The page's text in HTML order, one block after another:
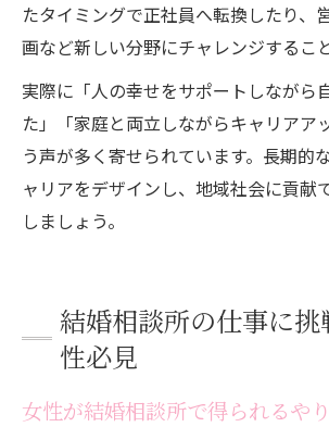
たタイミングで正社員へ転換したり、
画など新しい分野にチャレンジするこ
実際に「人の幸せをサポートしながら
た」「家庭と両立しながらキャリアア
う声が多く寄せられています。長期的
ャリアをデザインし、地域社会に貢献
しましょう。
結婚相談所の仕事に
性必見
女性が結婚相談所で得られるや